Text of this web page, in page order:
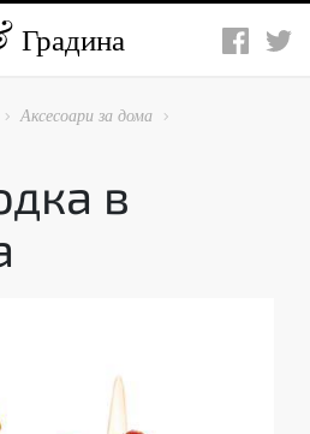
Градина
 Аксесоари за дома 
в